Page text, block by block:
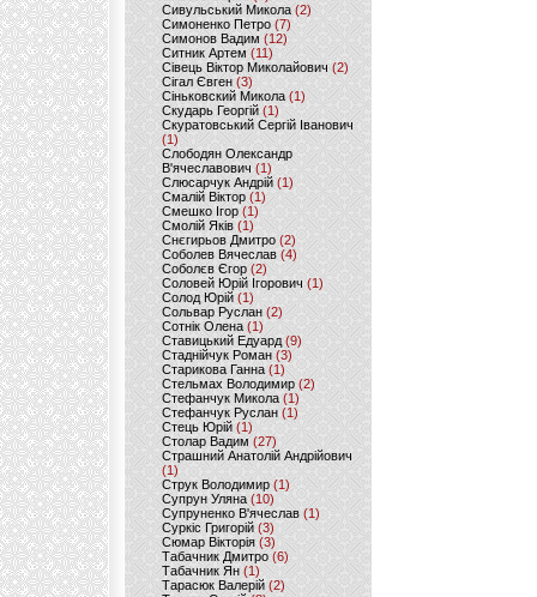
Сивульський Микола(2)
Симоненко Петро(7)
Симонов Вадим (12)
Ситник Артем(11)
Сівець Віктор Миколайович(2)
Сігал Євген (3)
Сіньковский Микола(1)
Скударь Георгій (1)
Скуратовський Сергій Іванович
(1)
Слободян Олександр
В'ячеславович(1)
Слюсарчук Андрій(1)
Смалій Віктор (1)
Смешко Ігор (1)
Смолій Яків (1)
Снєгирьов Дмитро (2)
Соболев Вячеслав (4)
Соболєв Єгор(2)
Соловей Юрій Ігорович (1)
Солод Юрій (1)
Сольвар Руслан (2)
Сотнік Олена(1)
Ставицький Едуард (9)
Стаднійчук Роман(3)
Старикова Ганна (1)
Стельмах Володимир(2)
Стефанчук Микола (1)
Стефанчук Руслан (1)
Стець Юрій (1)
Столар Вадим(27)
Страшний Анатолій Андрійович
(1)
Струк Володимир (1)
Супрун Уляна (10)
Супруненко В'ячеслав (1)
Суркіс Григорій (3)
Сюмар Вікторія (3)
Табачник Дмитро (6)
Табачник Ян(1)
Тарасюк Валерій (2)